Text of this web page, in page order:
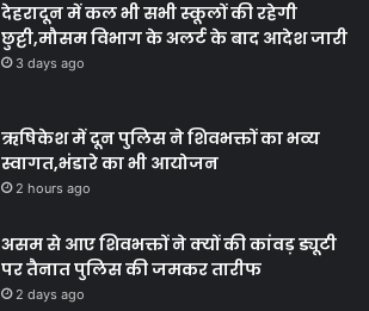
देहरादून में कल भी सभी स्कूलों की रहेगी
छुट्टी,मौसम विभाग के अलर्ट के बाद आदेश जारी
3 days ago
ऋषिकेश में दून पुलिस ने शिवभक्तों का भव्य
स्वागत,भंडारे का भी आयोजन
2 hours ago
असम से आए शिवभक्तों ने क्यों की कांवड़ ड्यूटी
पर तैनात पुलिस की जमकर तारीफ
2 days ago